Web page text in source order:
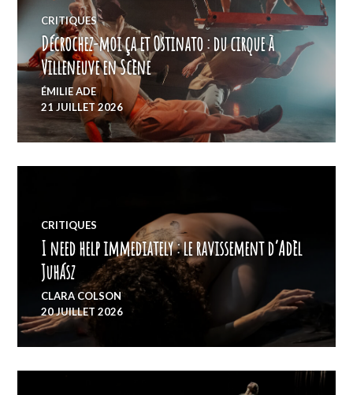
CRITIQUES
Décrochez-moi ça et Ostinato : du cirque à
Villeneuve en Scène
ÉMILIE ADE
21 JUILLET 2026
CRITIQUES
I need help immediately : le ravissement d’Adèl
Juhász
CLARA COLSON
20 JUILLET 2026